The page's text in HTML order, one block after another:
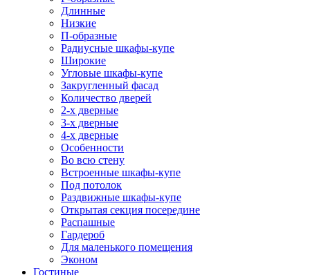
Длинные
Низкие
П-образные
Радиусные шкафы-купе
Широкие
Угловые шкафы-купе
Закругленный фасад
Количество дверей
2-х дверные
3-х дверные
4-х дверные
Особенности
Во всю стену
Встроенные шкафы-купе
Под потолок
Раздвижные шкафы-купе
Открытая секция посередине
Распашные
Гардероб
Для маленького помещения
Эконом
Гостиные